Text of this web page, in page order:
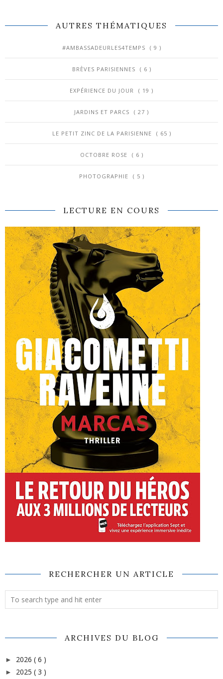
AUTRES THÉMATIQUES
#AMBASSADEURLES4TEMPS ( 9 )
BRÈVES PARISIENNES ( 6 )
EXPÉRIENCE DU JOUR ( 19 )
JARDINS ET PARCS ( 27 )
LE PETIT ZINC DE LA PARISIENNE ( 65 )
OCTOBRE ROSE ( 6 )
PHOTOGRAPHIE ( 5 )
LECTURE EN COURS
RECHERCHER UN ARTICLE
ARCHIVES DU BLOG
► 2026 ( 6 )
► 2025 ( 3 )